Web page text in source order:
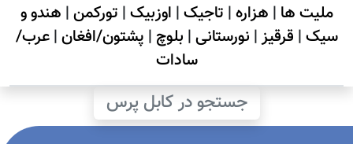
ملیت ها | هزاره| تاجیک| اوزبیک| تورکمن| هندو و
سیک| قرقیز| نورستانی| بلوچ | پشتون/افغان|عرب/
سادات
جستجو در کابل پرس